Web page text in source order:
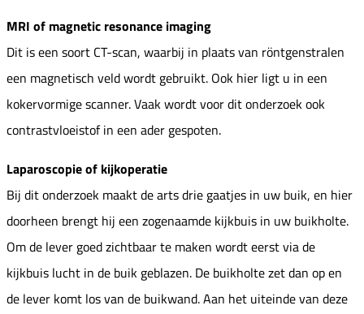
MRI of magnetic resonance imaging
Dit is een soort CT-scan, waarbij in plaats van röntgenstralen
een magnetisch veld wordt gebruikt. Ook hier ligt u in een
kokervormige scanner. Vaak wordt voor dit onderzoek ook
contrastvloeistof in een ader gespoten.
Laparoscopie of kijkoperatie
Bij dit onderzoek maakt de arts drie gaatjes in uw buik, en hier
doorheen brengt hij een zogenaamde kijkbuis in uw buikholte.
Om de lever goed zichtbaar te maken wordt eerst via de
kijkbuis lucht in de buik geblazen. De buikholte zet dan op en
de lever komt los van de buikwand. Aan het uiteinde van deze